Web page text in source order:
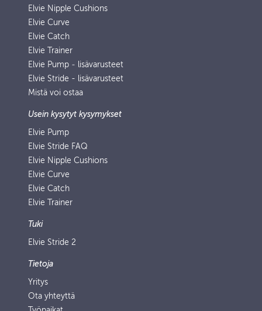
Elvie Nipple Cushions
Elvie Curve
Elvie Catch
Elvie Trainer
Elvie Pump ‑ lisävarusteet
Elvie Stride - lisävarusteet
Mistä voi ostaa
Usein kysytyt kysymykset
Elvie Pump
Elvie Stride FAQ
Elvie Nipple Cushions
Elvie Curve
Elvie Catch
Elvie Trainer
Tuki
Elvie Stride 2
Tietoja
Yritys
Ota yhteyttä